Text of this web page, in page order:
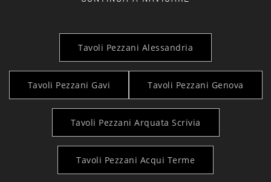
Tavoli Pezzani Alessandria
Tavoli Pezzani Gavi Tavoli Pezzani Genova
Tavoli Pezzani Arquata Scrivia
Tavoli Pezzani Acqui Terme